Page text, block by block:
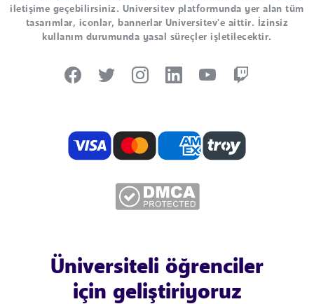
iletişime geçebilirsiniz. Universitev platformunda yer alan tüm
tasarımlar, iconlar, bannerlar Universitev'e aittir. İzinsiz
kullanım durumunda yasal süreçler işletilecektir.
Üniversiteli öğrenciler
için geliştiriyoruz